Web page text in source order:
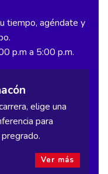
tiempo, agéndate y
p.m a 5:00 p.m.
elige una
para
Ver más